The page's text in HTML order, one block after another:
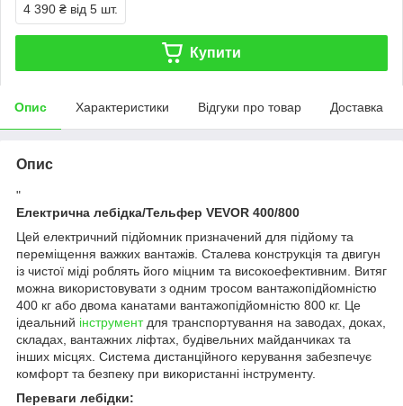
4 390 ₴ від 5 шт.
Купити
Опис Характеристики Відгуки про товар Доставка
Опис
"
Електрична лебідка/Тельфер VEVOR 400/800
Цей електричний підйомник призначений для підйому та
переміщення важких вантажів. Сталева конструкція та двигун
із чистої міді роблять його міцним та високоефективним. Витяг
можна використовувати з одним тросом вантажопідйомністю
400 кг або двома канатами вантажопідйомністю 800 кг. Це
ідеальний інструментдля транспортування на заводах, доках,
складах, вантажних ліфтах, будівельних майданчиках та
інших місцях. Система дистанційного керування забезпечує
комфорт та безпеку при використанні інструменту.
Переваги лебідки: